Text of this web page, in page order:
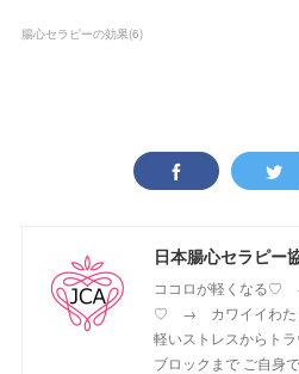
腸心セラピーの効果(6)
日本腸心セラピー
ココロが軽くなる♡
♡ → カワイイわたし
軽いストレスからト
ブロックまで ご自身